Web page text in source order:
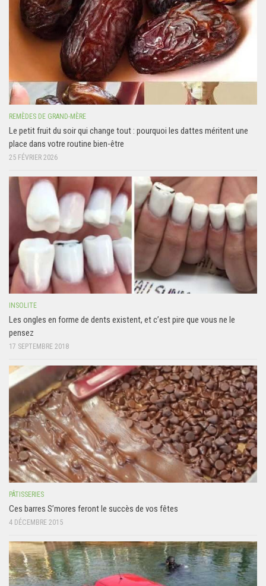
REMÈDES DE GRAND-MÈRE
Le petit fruit du soir qui change tout : pourquoi les dattes méritent une
place dans votre routine bien-être
25 FÉVRIER 2026
INSOLITE
Les ongles en forme de dents existent, et c’est pire que vous ne le
pensez
17 SEPTEMBRE 2018
PÂTISSERIES
Ces barres S’mores feront le succès de vos fêtes
4 DÉCEMBRE 2015